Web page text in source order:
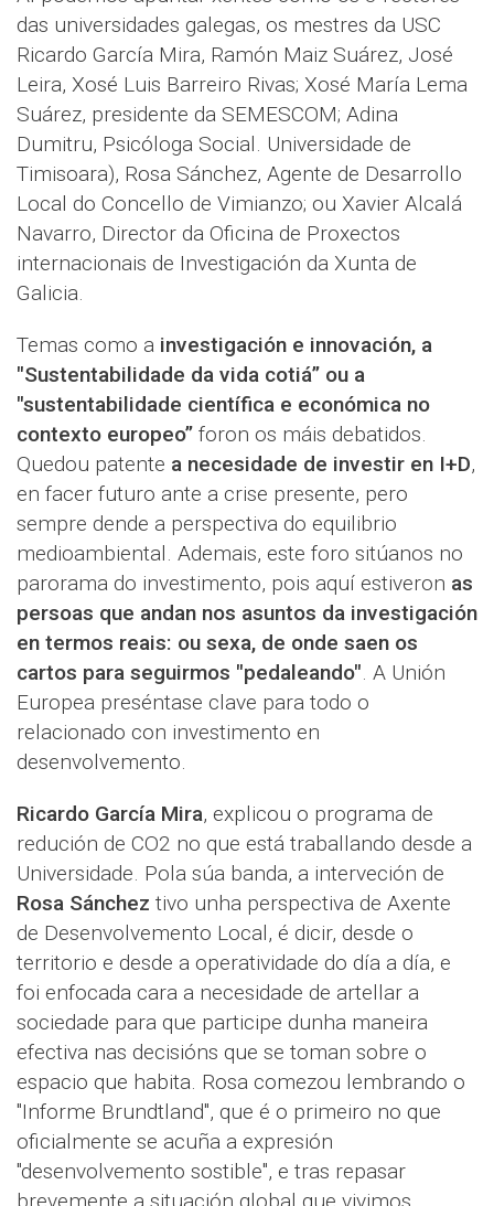
das universidades galegas, os mestres da USC
Ricardo García Mira, Ramón Maiz Suárez, José
Leira, Xosé Luis Barreiro Rivas; Xosé María Lema
Suárez, presidente da SEMESCOM; Adina
Dumitru, Psicóloga Social. Universidade de
Timisoara), Rosa Sánchez, Agente de Desarrollo
Local do Concello de Vimianzo; ou Xavier Alcalá
Navarro, Director da Oficina de Proxectos
internacionais de Investigación da Xunta de
Galicia.
Temas como a investigación e innovación, a
"Sustentabilidade da vida cotiá” ou a
"sustentabilidade científica e económica no
contexto europeo” foron os máis debatidos.
Quedou patente a necesidade de investir en I+D,
en facer futuro ante a crise presente, pero
sempre dende a perspectiva do equilibrio
medioambiental. Ademais, este foro sitúanos no
parorama do investimento, pois aquí estiveron as
persoas que andan nos asuntos da investigación
en termos reais: ou sexa, de onde saen os
cartos para seguirmos "pedaleando". A Unión
Europea preséntase clave para todo o
relacionado con investimento en
desenvolvemento.
Ricardo García Mira, explicou o programa de
redución de CO2 no que está traballando desde a
Universidade. Pola súa banda, a interveción de
Rosa Sánchez tivo unha perspectiva de Axente
de Desenvolvemento Local, é dicir, desde o
territorio e desde a operatividade do día a día, e
foi enfocada cara a necesidade de artellar a
sociedade para que participe dunha maneira
efectiva nas decisións que se toman sobre o
espacio que habita. Rosa comezou lembrando o
"Informe Brundtland", que é o primeiro no que
oficialmente se acuña a expresión
"desenvolvemento sostible", e tras repasar